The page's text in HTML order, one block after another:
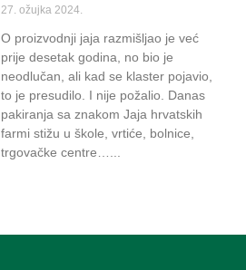
27. ožujka 2024.
O proizvodnji jaja razmišljao je već
prije desetak godina, no bio je
neodlučan, ali kad se klaster pojavio,
to je presudilo. I nije požalio. Danas
pakiranja sa znakom Jaja hrvatskih
farmi stižu u škole, vrtiće, bolnice,
trgovačke centre…